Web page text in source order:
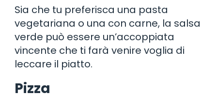
Sia che tu preferisca una pasta
vegetariana o una con carne, la salsa
verde può essere un’accoppiata
vincente che ti farà venire voglia di
leccare il piatto.
Pizza